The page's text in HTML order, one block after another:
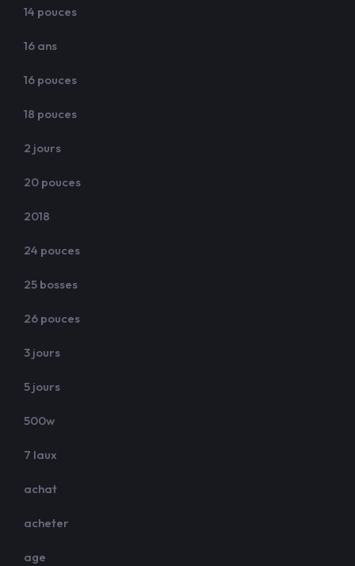
14 pouces
16 ans
16 pouces
18 pouces
2 jours
20 pouces
2018
24 pouces
25 bosses
26 pouces
3 jours
5 jours
500w
7 laux
achat
acheter
age